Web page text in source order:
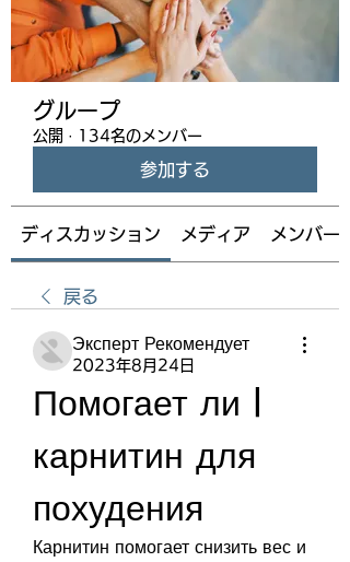
グループ
公開 · 134名のメンバー
参加する
ディスカッション メディア メンバー
戻る
Эксперт Рекомендует
2023年8月24日
Помогает ли l
карнитин для
похудения
Карнитин помогает снизить вес и